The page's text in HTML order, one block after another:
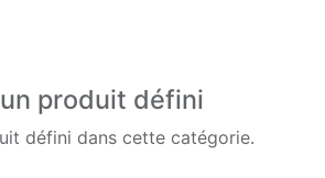
produit défini
défini dans cette catégorie.